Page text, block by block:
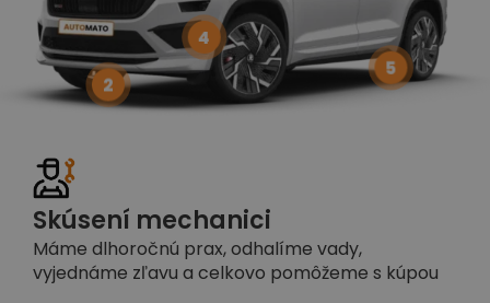
Skúsení mechanici
Máme dlhoročnú prax, odhalíme vady,
vyjednáme zľavu a celkovo pomôžeme s kúpou
2
4
5